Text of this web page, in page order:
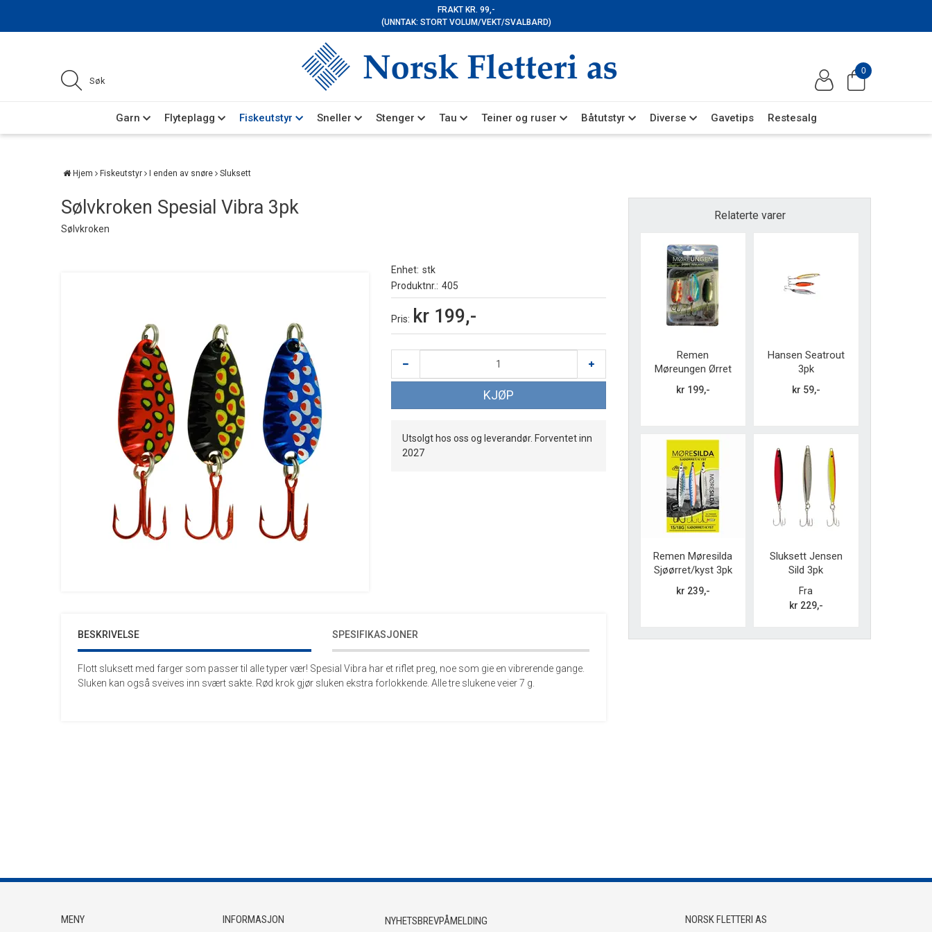
FRAKT KR. 99,-
(UNNTAK: STORT VOLUM/VEKT/SVALBARD)
0
Garn Flyteplagg Fiskeutstyr Sneller Stenger Tau Teiner og ruser Båtutstyr Diverse Gavetips Restesalg
Hjem Fiskeutstyr I enden av snøre Sluksett
Sølvkroken Spesial Vibra 3pk
Sølvkroken
Enhet stk
Produktnr.
405
Pris kr 199,-
KJØP
Utsolgt hos oss og leverandør. Forventet inn
2027
BESKRIVELSE SPESIFIKASJONER
Flott sluksett med farger som passer til alle typer vær! Spesial Vibra har et riflet preg, noe som gie en vibrerende gange.
Sluken kan også sveives inn svært sakte. Rød krok gjør sluken ekstra forlokkende. Alle tre slukene veier 7 g.
Relaterte varer
Remen
Møreungen Ørret
Innland 3pk
kr 199,-
Hansen Seatrout
3pk
kr 59,-
Remen Møresilda
Sjøørret/kyst 3pk
kr 239,-
Sluksett Jensen
Sild 3pk
Fra
kr 229,-
MENY INFORMASJON NYHETSBREVPÅMELDING NORSK FLETTERI AS